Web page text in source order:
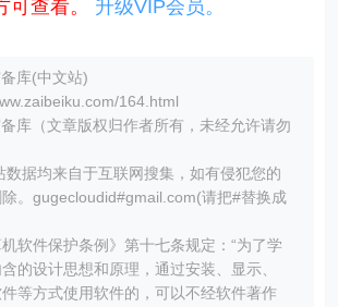
查看。 升级VIP会员。
库(中文站)
164.html
库（文章版权归作者所有，未经允许请勿
数据均来自于互联网搜集，如有侵犯您的
。gugecloudid#gmail.com(请把#替换成
软件保护条例》第十七条规定：“为了学
的设计思想和原理，通过安装、显示、
等方式使用软件的，可以不经软件著作